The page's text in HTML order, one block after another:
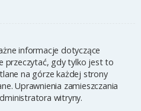
informacje dotyczące
przeczytać, gdy tylko jest to
na górze każdej strony
Uprawnienia zamieszczania
witryny.